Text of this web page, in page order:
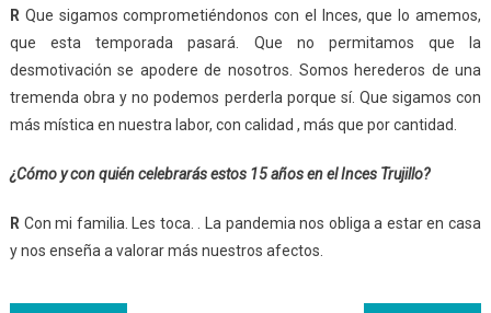
R Que sigamos comprometiéndonos con el Inces, que lo amemos,
que esta temporada pasará. Que no permitamos que la
desmotivación se apodere de nosotros. Somos herederos de una
tremenda obra y no podemos perderla porque sí. Que sigamos con
más mística en nuestra labor, con calidad , más que por cantidad.
¿Cómo y con quién celebrarás estos 15 años en el Inces Trujillo?
R Con mi familia. Les toca. . La pandemia nos obliga a estar en casa
y nos enseña a valorar más nuestros afectos.